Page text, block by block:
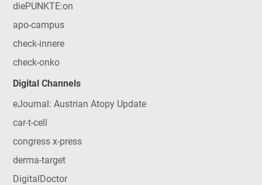
diePUNKTE:on
apo-campus
check-innere
check-onko
Digital Channels
eJournal: Austrian Atopy Update
car-t-cell
congress x-press
derma-target
DigitalDoctor